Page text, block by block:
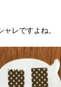
レですよね。